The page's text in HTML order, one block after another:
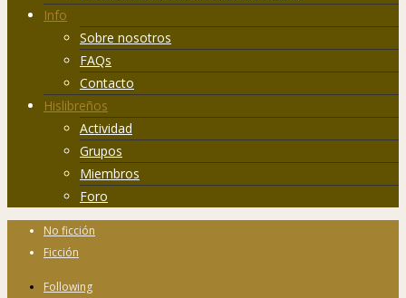
Info
Sobre nosotros
FAQs
Contacto
Hislibreños
Actividad
Grupos
Miembros
Foro
No ficción
Ficción
Following